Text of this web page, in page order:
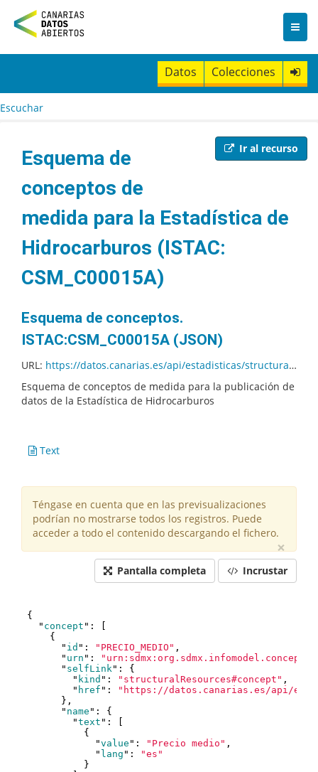
n
t
Datos Colecciones
Escuchar
Ir al recurso
Esquema de
conceptos de
medida para la Estadística de
Hidrocarburos (ISTAC:
CSM_C00015A)
Esquema de conceptos.
ISTAC:CSM_C00015A (JSON)
URL: https://datos.canarias.es/api/estadisticas/structural-resources/v1.0/conceptschemes/ISTAC/CSM_C00015A/01.001/concepts.json?fields=+description
Esquema de conceptos de medida para la publicación de
datos de la Estadística de Hidrocarburos
Text
Téngase en cuenta que en las previsualizaciones
podrían no mostrarse todos los registros. Puede
acceder a todo el contenido descargando el fichero.
×
Pantalla completa Incrustar